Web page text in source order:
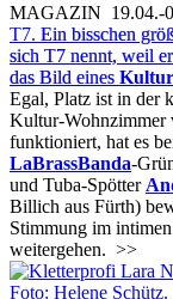
MAGAZIN 19.04.-
T7. Ein bisschen
sich T7 nennt, weil
das Bild eines
Egal, Platz ist in der
Kultur-Wohnzimmer
funktioniert, hat es
LaBrassBanda-
und Tuba-Spötter
Billich aus Fürth)
Stimmung im intimen
weitergehen. >>